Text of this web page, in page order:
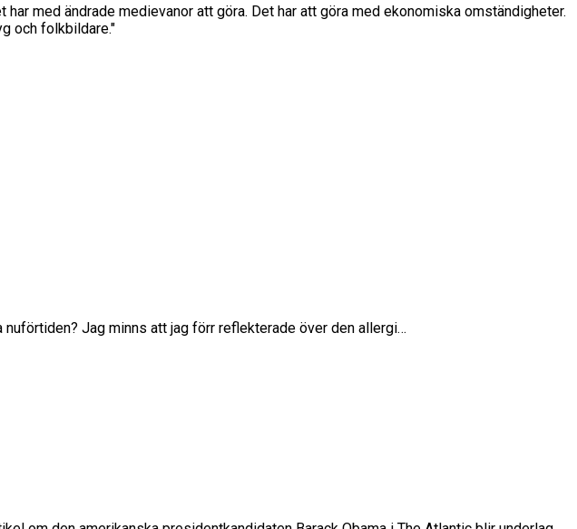
med ändrade medievanor att göra. Det har att göra med ekonomiska omständigheter.
och folkbildare."
Jag minns att jag förr reflekterade över den allergi…